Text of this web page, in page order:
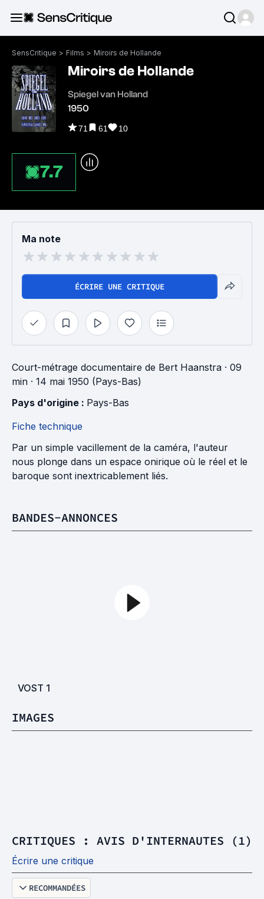
SensCritique > Films > Miroirs de Hollande
Miroirs de Hollande
Spiegel van Holland
1950
71 61 10
7.7
Ma note
ÉCRIRE UNE CRITIQUE
Court-métrage documentaire de Bert Haanstra · 09
min · 14 mai 1950 (Pays-Bas)
Pays d'origine : Pays-Bas
Fiche technique
Par un simple vacillement de la caméra, l'auteur
nous plonge dans un espace onirique où le réel et le
baroque sont inextricablement liés.
BANDES-ANNONCES
VOST 1
IMAGES
CRITIQUES : AVIS D'INTERNAUTES (1)
Écrire une critique
RECOMMANDÉES